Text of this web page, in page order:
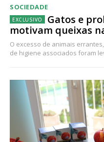
SOCIEDADE
Gatos e
motivam queixas
O excesso de animais
de higiene associados foram